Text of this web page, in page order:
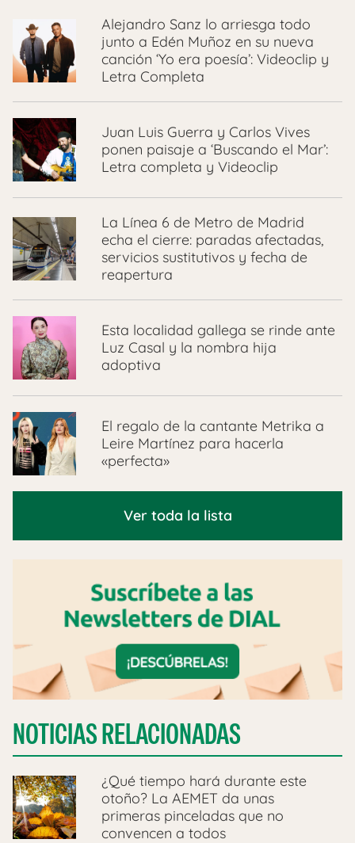
Alejandro Sanz lo arriesga todo
junto a Edén Muñoz en su nueva
canción ‘Yo era poesía’: Videoclip y
Letra Completa
Juan Luis Guerra y Carlos Vives
ponen paisaje a ‘Buscando el Mar’:
Letra completa y Videoclip
La Línea 6 de Metro de Madrid
echa el cierre: paradas afectadas,
servicios sustitutivos y fecha de
reapertura
Esta localidad gallega se rinde ante
Luz Casal y la nombra hija
adoptiva
El regalo de la cantante Metrika a
Leire Martínez para hacerla
«perfecta»
Ver toda la lista
NOTICIAS RELACIONADAS
¿Qué tiempo hará durante este
otoño? La AEMET da unas
primeras pinceladas que no
convencen a todos